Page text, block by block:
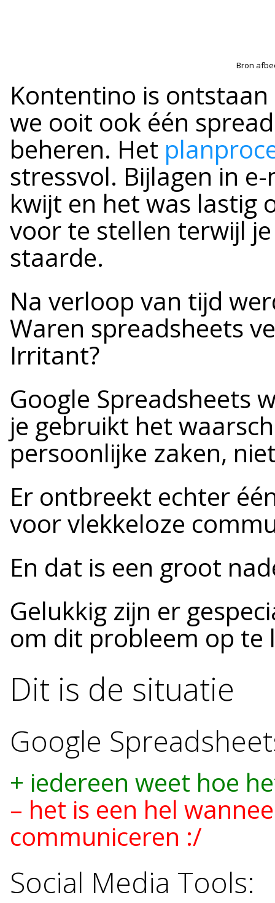
Bron
Kontentino is
we ooit ook één
beheren. Het
stressvol. Bijlagen in
kwijt en het was lastig
voor te stellen terwijl
staarde.
Na verloop van tijd
Waren spreadsheets
Irritant?
Google Spreadsheets
je gebruikt het
persoonlijke zaken,
Er ontbreekt echter
voor vlekkeloze
En dat is een groot
Gelukkig zijn er
om dit probleem op te
Dit is de situatie
Google
+ iedereen weet hoe
– het is een hel
communiceren :/
Social Media Tools: